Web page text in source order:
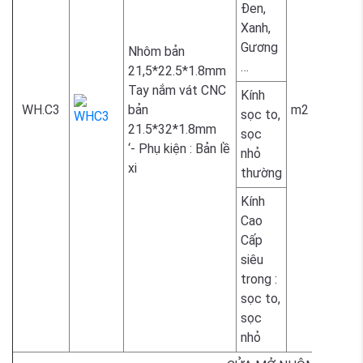
WH.C3
Nhôm bản
21,5*22.5*1.8mm
Tay nắm vát CNC
bản
21.5*32*1.8mm
‘- Phụ kiện : Bản lề
xi
m2
Đen,
Xanh,
Gương
…
Kính
sọc to,
sọc
nhỏ
thường
Kính
Cao
Cấp
siêu
trong :
sọc to,
sọc
nhỏ